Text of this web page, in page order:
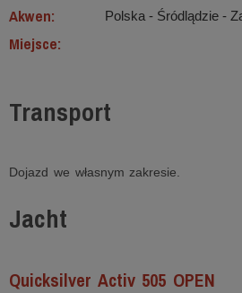
Akwen: Polska - Śródlądzie ‐
Miejsce:
Transport
Dojazd we własnym zakresie.
Jacht
Quicksilver Activ 505 OPEN